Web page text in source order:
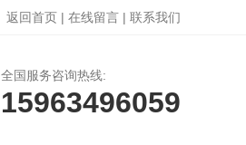
返回首页 | 在线留言 | 联系我们
全国服务咨询热线:
15963496059